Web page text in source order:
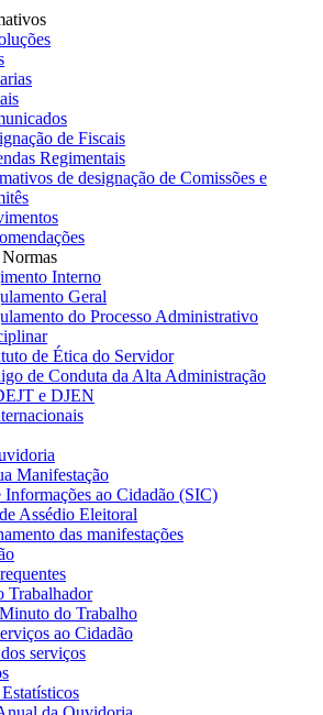
de Fiscais
Regimentais
de designação de Comissões e
Interno
Geral
do Processo Administrativo
de Ética do Servidor
de Conduta da Alta Administração
e DJEN
Manifestação
Informações ao Cidadão (SIC)
Assédio Eleitoral
das manifestações
Trabalhador
do Trabalho
ao Cidadão
serviços